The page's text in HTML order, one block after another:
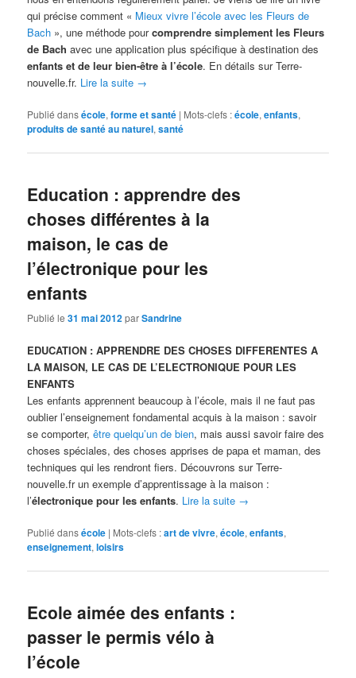
qui précise comment « Mieux vivre l’école avec les Fleurs de
Bach », une méthode pourcomprendre simplement les Fleurs
de Bach avec une application plus spécifique à destination des
enfants et de leur bien-être à l’école. En détails sur Terre-
nouvelle.fr. Lire la suite →
Publié dansécole,forme et santé | Mots-clefs :école,enfants,
produits de santé au naturel,santé
Education : apprendre des
choses différentes à la
maison, le cas de
l’électronique pour les
enfants
Publié le31 mai 2012parSandrine
EDUCATION : APPRENDRE DES CHOSES DIFFERENTES A
LA MAISON, LE CAS DE L’ELECTRONIQUE POUR LES
ENFANTS
Les enfants apprennent beaucoup à l’école, mais il ne faut pas
oublier l’enseignement fondamental acquis à la maison : savoir
se comporter,être quelqu’un de bien, mais aussi savoir faire des
choses spéciales, des choses apprises de papa et maman, des
techniques qui les rendront fiers. Découvrons sur Terre-
nouvelle.fr un exemple d’apprentissage à la maison :
l’électronique pour les enfants. Lire la suite →
Publié dansécole | Mots-clefs :art de vivre,école,enfants,
enseignement,loisirs
Ecole aimée des enfants :
passer le permis vélo à
l’école